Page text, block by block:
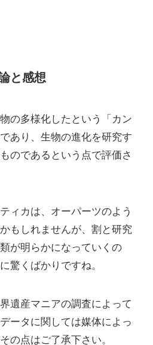
と感想
の多様化したという「カン
あり、生物の進化を研究す
のであるという点で評価さ
ィカは、オーパーツのよう
もしれませんが、割と研究
が明らかになっていくの
驚くばかりですね。
遺産マニアの調査によって
ータに関しては媒体によっ
の点はご了承下さい。